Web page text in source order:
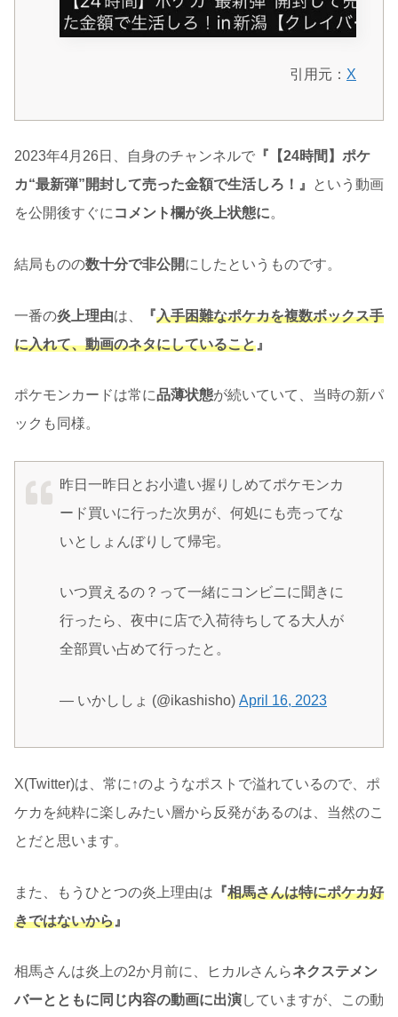
引用元： X
2023年4月26日、自身のチャンネルで 『【24時間】ポケ
カ“最新弾”開封して売った金額で生活しろ！』
という動画
を公開後すぐにコメント欄が炎上状態に。
結局ものの数十分で非公開にしたというものです。
一番の炎上理由は、 『入手困難なポケカを複数ボックス手
に入れて、動画のネタにしていること 』
ポケモンカードは常に品薄状態が続いていて、当時の新パ
ックも同様。
昨日一昨日とお小遣い握りしめてポケモンカ
ード買いに行った次男が、何処にも売ってな
いとしょんぼりして帰宅。
いつ買えるの？って一緒にコンビニに聞きに
行ったら、夜中に店で入荷待ちしてる大人が
全部買い占めて行ったと。
— いかししょ (@ikashisho) April 16, 2023
X(Twitter)は、常に↑のようなポストで溢れているので、ポ
ケカを純粋に楽しみたい層から反発があるのは、当然のこ
とだと思います。
また、もうひとつの炎上理由は 『相馬さんは特にポケカ好
きではないから 』
相馬さんは炎上の2か月前に、ヒカルさんらネクステメン
バーとともに同じ内容の動画に出演していますが、この動